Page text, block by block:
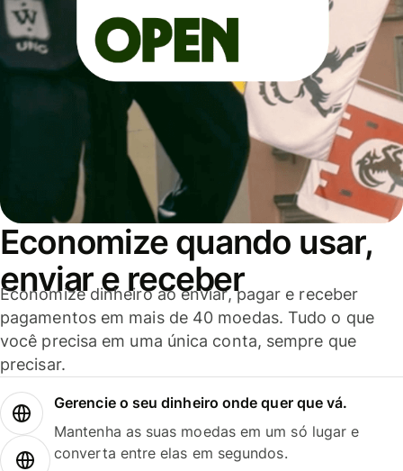
Economize quando usar,
enviar e receber
Economize dinheiro ao enviar, pagar e receber
pagamentos em mais de 40 moedas. Tudo o que
você precisa em uma única conta, sempre que
precisar.
Gerencie o seu dinheiro onde quer que vá.
Mantenha as suas moedas em um só lugar e
converta entre elas em segundos.